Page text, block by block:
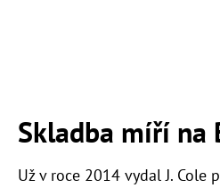
Skladba míří na
Už v roce 2014 vydal J. Cole